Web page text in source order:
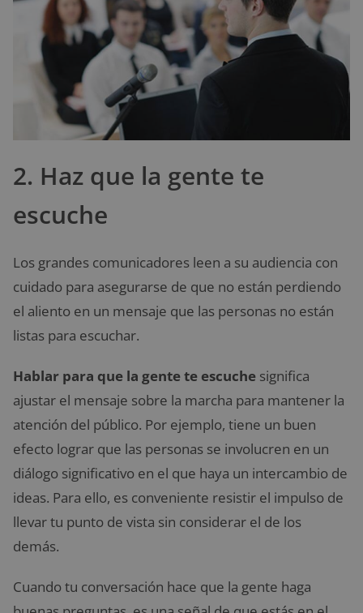
2. Haz que la gente te
escuche
Los grandes comunicadores leen a su audiencia con
cuidado para asegurarse de que no están perdiendo
el aliento en un mensaje que las personas no están
listas para escuchar.
Hablar para que la gente te escuche significa
ajustar el mensaje sobre la marcha para mantener la
atención del público. Por ejemplo, tiene un buen
efecto lograr que las personas se involucren en un
diálogo significativo en el que haya un intercambio de
ideas. Para ello, es conveniente resistir el impulso de
llevar tu punto de vista sin considerar el de los
demás.
Cuando tu conversación hace que la gente haga